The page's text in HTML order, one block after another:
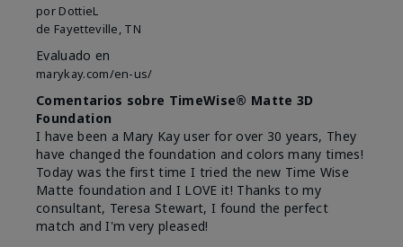
por DottieL
de Fayetteville, TN
Evaluado en
marykay.com/en-us/
Comentarios sobre TimeWise® Matte 3D
Foundation
I have been a Mary Kay user for over 30 years, They
have changed the foundation and colors many times!
Today was the first time I tried the new Time Wise
Matte foundation and I LOVE it! Thanks to my
consultant, Teresa Stewart, I found the perfect
match and I'm very pleased!